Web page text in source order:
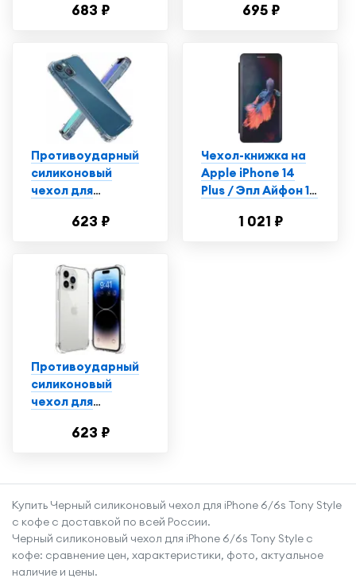
на Айфон 14
683 ₽
iPhone 14 Plus /
телефона Эпл
Айфон 14 Плюс с
защитой от
прилипания /
Прозрачный
695 ₽
Противоударный
силиконовый
чехол для
iPhone 14 Plus /
смартфона Эпл
Айфон 14 Плюс с
защитой углов /
Прозрачный
623 ₽
Чехол-книжка на
Apple iPhone 14
Plus / Эпл Айфон 14
"Красно-синяя
1 021 ₽
Противоударный
силиконовый
чехол для
iPhone 14 Pro /
смартфона Эпл
Айфон 14 Про с
защитой углов /
Прозрачный
623 ₽
Купить Черный силиконовый чехол для iPhone 6/6s Tony Style
с кофе с доставкой по всей России.
Черный силиконовый чехол для iPhone 6/6s Tony Style с
кофе: сравнение цен, характеристики, фото, актуальное
наличие и цены.